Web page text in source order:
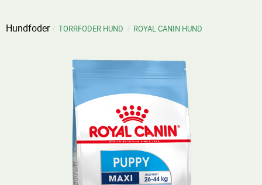
Hundfoder TORRFODER HUND ROYAL CANIN HUND